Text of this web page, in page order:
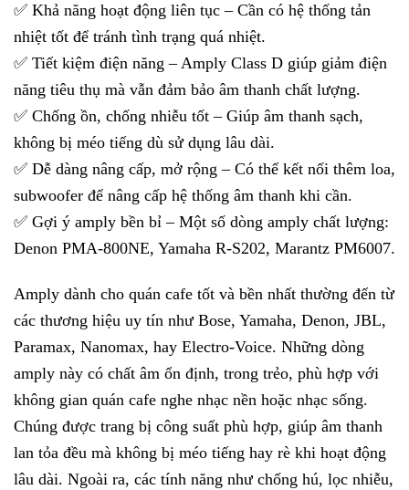
✅ Khả năng hoạt động liên tục – Cần có hệ thống tản
nhiệt tốt để tránh tình trạng quá nhiệt.
✅ Tiết kiệm điện năng – Amply Class D giúp giảm điện
năng tiêu thụ mà vẫn đảm bảo âm thanh chất lượng.
✅ Chống ồn, chống nhiễu tốt – Giúp âm thanh sạch,
không bị méo tiếng dù sử dụng lâu dài.
✅ Dễ dàng nâng cấp, mở rộng – Có thể kết nối thêm loa,
subwoofer để nâng cấp hệ thống âm thanh khi cần.
✅ Gợi ý amply bền bỉ – Một số dòng amply chất lượng:
Denon PMA-800NE, Yamaha R-S202, Marantz PM6007.
Amply dành cho quán cafe tốt và bền nhất thường đến từ
các thương hiệu uy tín như Bose, Yamaha, Denon, JBL,
Paramax, Nanomax, hay Electro-Voice. Những dòng
amply này có chất âm ổn định, trong trẻo, phù hợp với
không gian quán cafe nghe nhạc nền hoặc nhạc sống.
Chúng được trang bị công suất phù hợp, giúp âm thanh
lan tỏa đều mà không bị méo tiếng hay rè khi hoạt động
lâu dài. Ngoài ra, các tính năng như chống hú, lọc nhiễu,